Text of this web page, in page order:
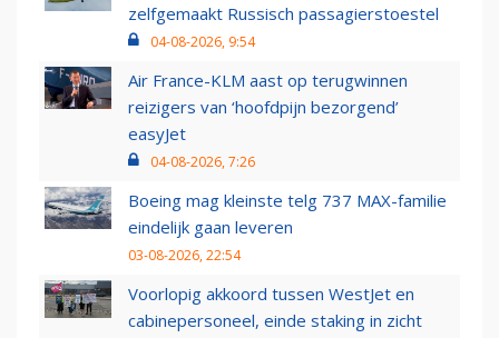
zelfgemaakt Russisch passagierstoestel
04-08-2026, 9:54
Air France-KLM aast op terugwinnen
reizigers van ‘hoofdpijn bezorgend’
easyJet
04-08-2026, 7:26
Boeing mag kleinste telg 737 MAX-familie
eindelijk gaan leveren
03-08-2026, 22:54
Voorlopig akkoord tussen WestJet en
cabinepersoneel, einde staking in zicht